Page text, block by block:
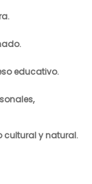
educativo.
cultural y natural.